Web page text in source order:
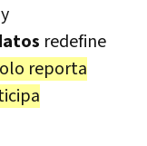
y
redefine
reporta